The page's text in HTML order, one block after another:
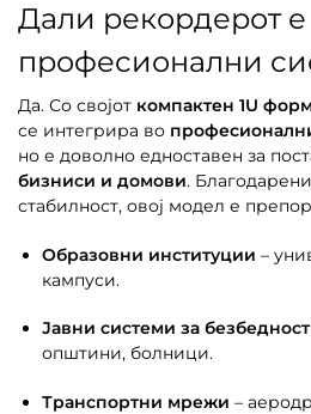
Дали рекордерот е
професионални
Да. Со својот компактен 1U
се интегрира во
но е доволно едноставен за
бизниси и домови.
стабилност, овој модел е
Образовни институции –
кампуси.
Јавни системи за безбедност
општини, болници.
Транспортни мрежи –